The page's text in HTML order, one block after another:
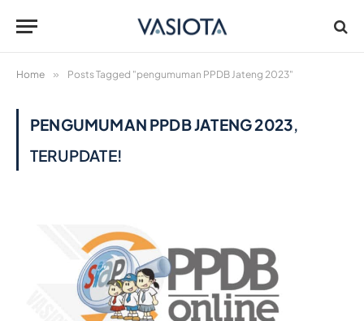
Home » Posts Tagged "pengumuman PPDB Jateng 2023"
PENGUMUMAN PPDB JATENG 2023,
TERUPDATE!